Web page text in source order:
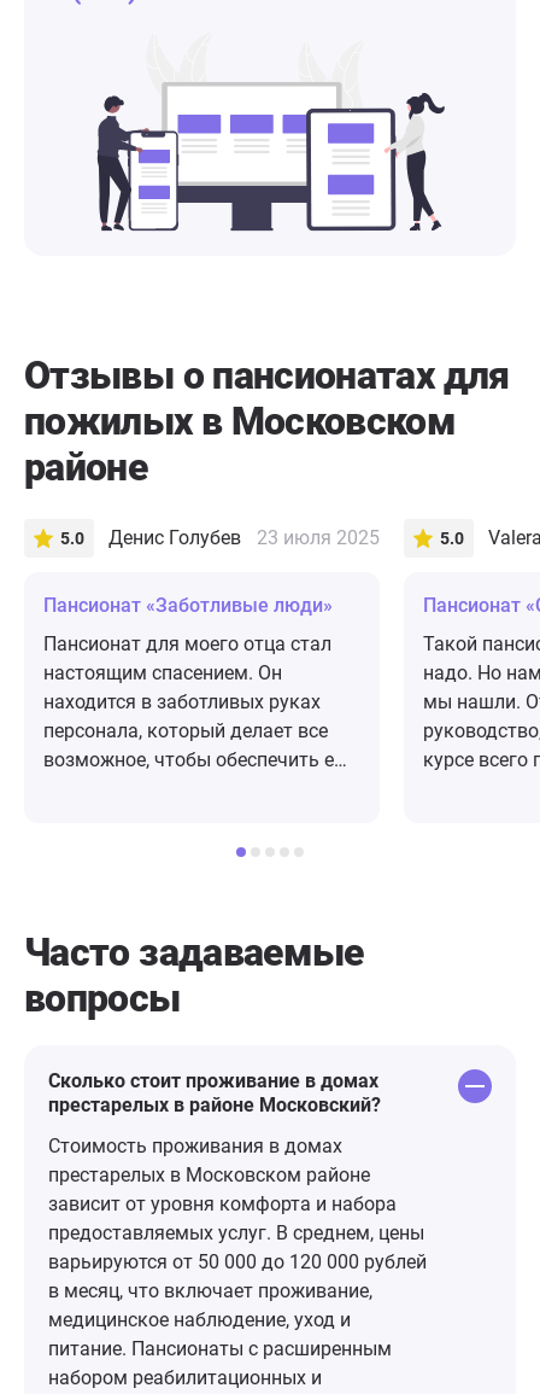
Отзывы о пансионатах для
пожилых в Московском
районе
5.0 Денис Голубев 23 июля 2025
Пансионат «Заботливые люди»
Пансионат для моего отца стал
настоящим спасением. Он
находится в заботливых руках
персонала, который делает все
возможное, чтобы обеспечить ему
Атмосфера в пансионате очень
комфортного проживания, а
персонал всегда готов помочь и
ответить на любые вопросы.
Благодаря их профессионализму и
каждому постояльцу, мой отец
чувствует себя как дома. Я очень
благодарен персоналу пансионата
за их заботу и внимание к моему
отцу. Они делают все возможное,
чтобы он чувствовал себя хорошо
и счастливо. Я искренне
рекомендую этот пансионат всем,
кто ищет место, где их близкие
будут чувствовать себя
комфортно и безопасно.
5.0
Пансионат
Такой
надо. Но
мы нашли.
курсе всего
Часто задаваемые
вопросы
Сколько стоит проживание в домах
престарелых в районе Московский?
Стоимость проживания в домах
престарелых в Московском районе
зависит от уровня комфорта и набора
предоставляемых услуг. В среднем, цены
варьируются от 50 000 до 120 000 рублей
в месяц, что включает проживание,
медицинское наблюдение, уход и
питание. Пансионаты с расширенным
набором реабилитационных и